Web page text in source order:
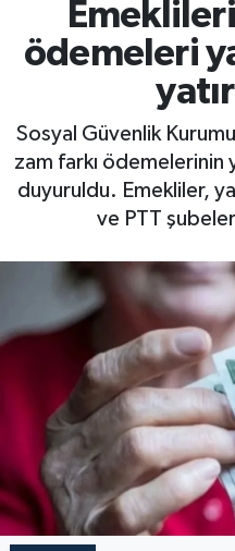
ödemeleri
Sosyal Güvenlik
zam farkı ödemelerinin
duyuruldu. Emekliler,
ve PTT